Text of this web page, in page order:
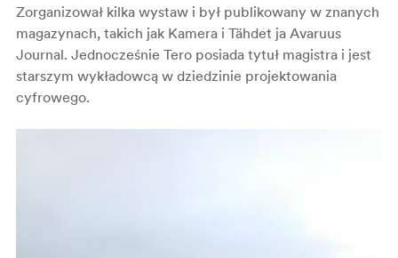
Zorganizował kilka wystaw i był publikowany w znanych
magazynach, takich jak Kamera i Tähdet ja Avaruus
Journal. Jednocześnie Tero posiada tytuł magistra i jest
starszym wykładowcą w dziedzinie projektowania
cyfrowego.